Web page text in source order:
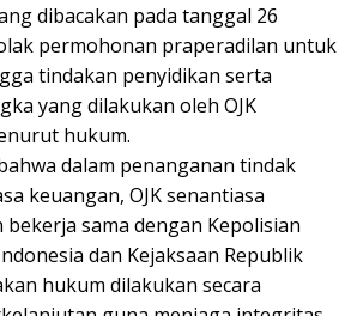
dibacakan pada tanggal 26
permohonan praperadilan untuk
tindakan penyidikan serta
yang dilakukan oleh OJK
hukum.
dalam penanganan tindak
keuangan, OJK senantiasa
sama dengan Kepolisian
dan Kejaksaan Republik
hukum dilakukan secara